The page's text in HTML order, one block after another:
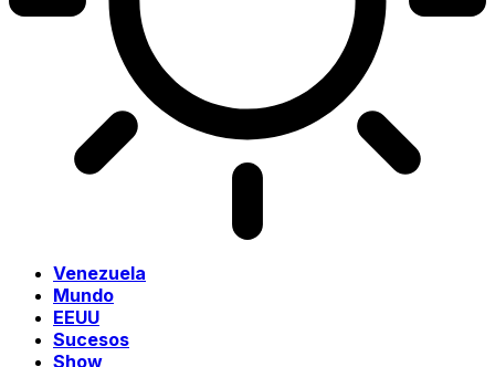
Venezuela
Mundo
EEUU
Sucesos
Show